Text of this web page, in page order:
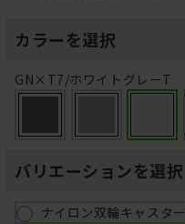
カラーを選択
GN×T7/ホワイトグレーT
バリエーションを選択
ナイロン双輪キャスター